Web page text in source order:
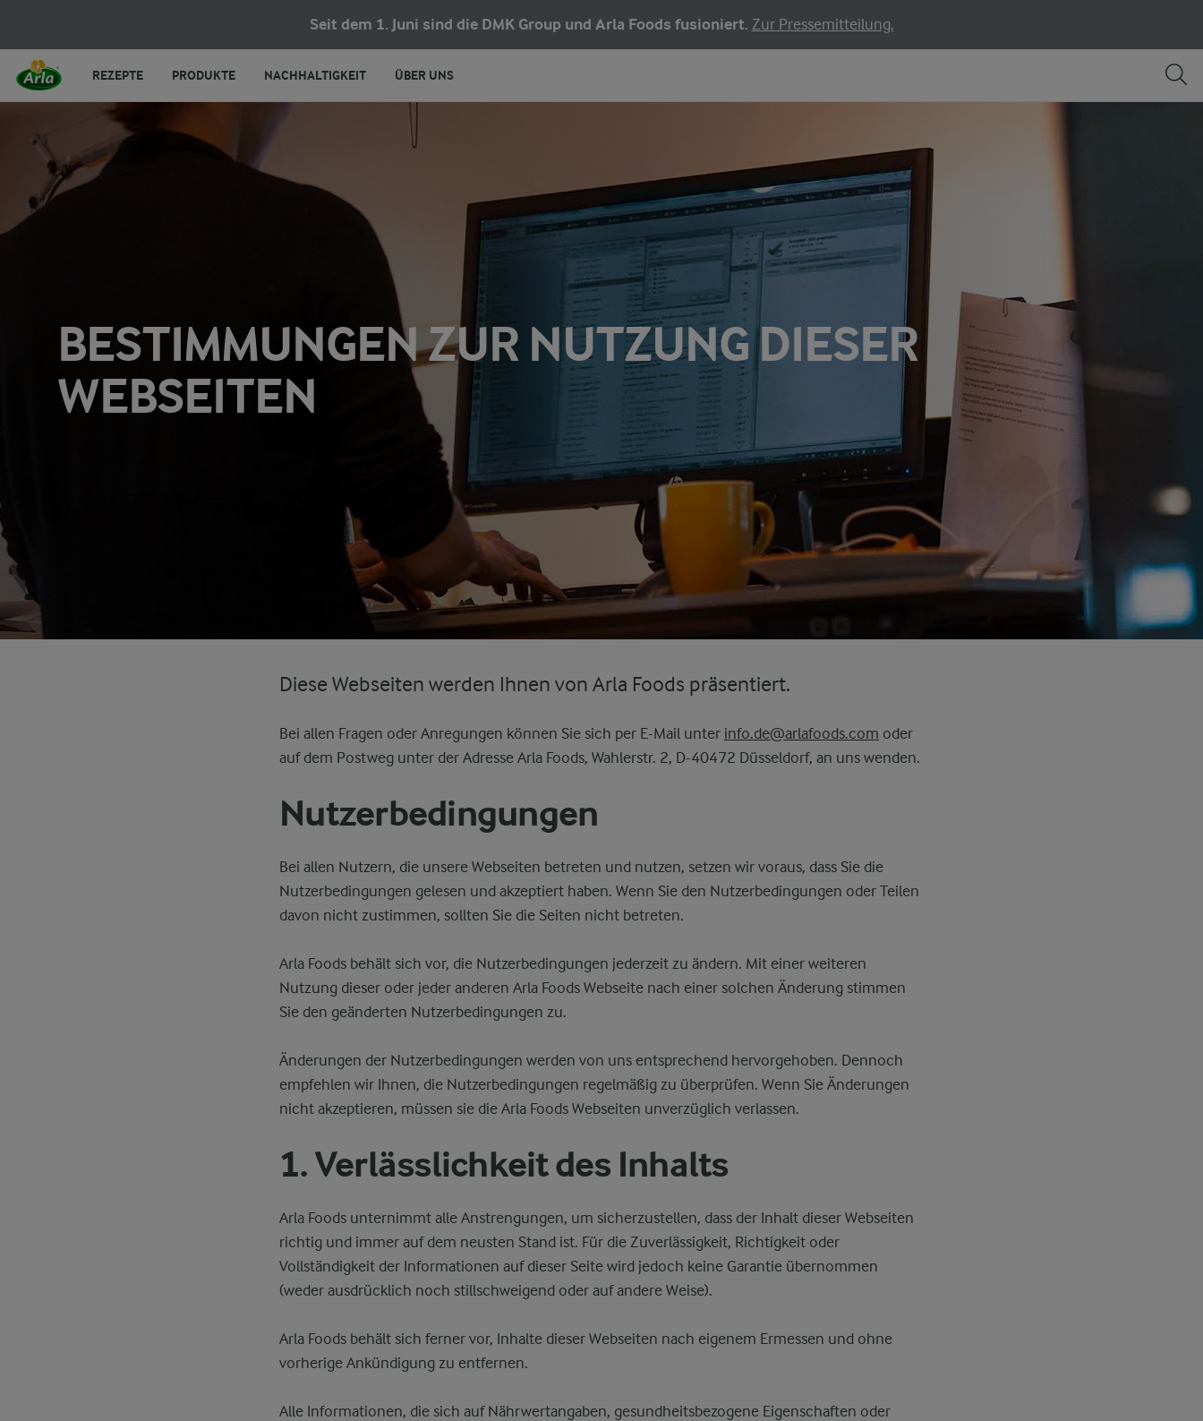
Seit dem 1. Juni sind die DMK Group und Arla Foods fusioniert. Zur Pressemitteilung.
REZEPTE PRODUKTE NACHHALTIGKEIT ÜBER UNS
BESTIMMUNGEN ZUR NUTZUNG DIESER
WEBSEITEN
Diese Webseiten werden Ihnen von Arla Foods präsentiert.
Bei allen Fragen oder Anregungen können Sie sich per E-Mail unter info.de@arlafoods.com oder
auf dem Postweg unter der Adresse Arla Foods, Wahlerstr. 2, D-40472 Düsseldorf, an uns wenden.
Nutzerbedingungen
Bei allen Nutzern, die unsere Webseiten betreten und nutzen, setzen wir voraus, dass Sie die
Nutzerbedingungen gelesen und akzeptiert haben. Wenn Sie den Nutzerbedingungen oder Teilen
davon nicht zustimmen, sollten Sie die Seiten nicht betreten.
Arla Foods behält sich vor, die Nutzerbedingungen jederzeit zu ändern. Mit einer weiteren
Nutzung dieser oder jeder anderen Arla Foods Webseite nach einer solchen Änderung stimmen
Sie den geänderten Nutzerbedingungen zu.
Änderungen der Nutzerbedingungen werden von uns entsprechend hervorgehoben. Dennoch
empfehlen wir Ihnen, die Nutzerbedingungen regelmäßig zu überprüfen. Wenn Sie Änderungen
nicht akzeptieren, müssen sie die Arla Foods Webseiten unverzüglich verlassen.
1. Verlässlichkeit des Inhalts
Arla Foods unternimmt alle Anstrengungen, um sicherzustellen, dass der Inhalt dieser Webseiten
richtig und immer auf dem neusten Stand ist. Für die Zuverlässigkeit, Richtigkeit oder
Vollständigkeit der Informationen auf dieser Seite wird jedoch keine Garantie übernommen
(weder ausdrücklich noch stillschweigend oder auf andere Weise).
Arla Foods behält sich ferner vor, Inhalte dieser Webseiten nach eigenem Ermessen und ohne
vorherige Ankündigung zu entfernen.
Alle Informationen, die sich auf Nährwertangaben, gesundheitsbezogene Eigenschaften oder